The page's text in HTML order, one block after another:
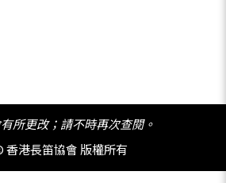
所更改；請不時再次查閱。
香港長笛協會 版權所有